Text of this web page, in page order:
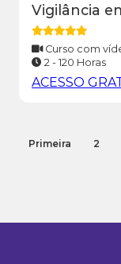
Vigilância
Curso com
2 - 120 Horas
ACESSO
Primeira 2